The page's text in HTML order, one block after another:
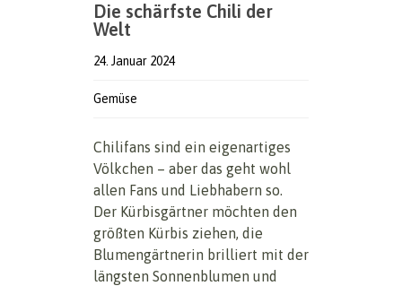
Die schärfste Chili der
Welt
24. Januar 2024
Gemüse
Chilifans sind ein eigenartiges
Völkchen – aber das geht wohl
allen Fans und Liebhabern so.
Der Kürbisgärtner möchten den
größten Kürbis ziehen, die
Blumengärtnerin brilliert mit der
längsten Sonnenblumen und